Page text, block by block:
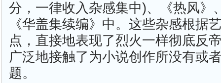
分，一律收入杂感集中)、《热风》
《华盖集续编》中。这些杂感根据
点，直接地表现了烈火一样彻底反
广泛地接触了为小说创作所没有或
题。